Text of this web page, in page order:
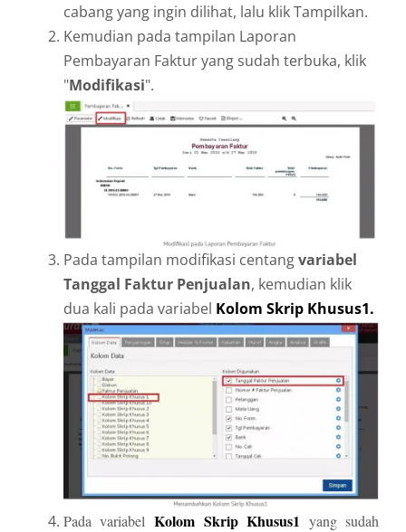
cabang yang ingin dilihat, lalu klik Tampilkan.
Kemudian pada tampilan Laporan
Pembayaran Faktur yang sudah terbuka, klik
"Modifikasi".
Pada tampilan modifikasi centangvariabel
Tanggal Faktur Penjualan, kemudian klik
dua kali pada variabel Kolom Skrip Khusus1.
Pada variabel Kolom Skrip Khusus1 yang sudah